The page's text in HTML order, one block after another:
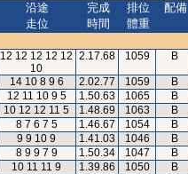
沿途
走位
完成
時間
排位
體重
配備
12 12 12 12 12
10
2.17.68 1059 B
14 10 8 9 6 2.02.77 1059
B
12 11 10 9 5 1.50.63 1065
B
10 12 12 11 5 1.48.69 1063
B
8 7 6 7 5 1.46.67 1054
B
9 9 10 9 1.41.03 1046
B
8 9 9 7 9 1.50.34 1047
B
10 11 11 9 1.39.86 1050
B